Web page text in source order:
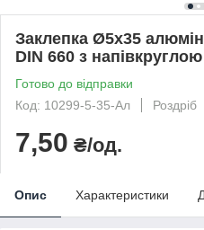
Заклепка Ø5х35
DIN 660 з
Готово до відправки
Код: 10299-5-35-Ал
Роздріб
7,50 ₴/од.
Опис Характеристики